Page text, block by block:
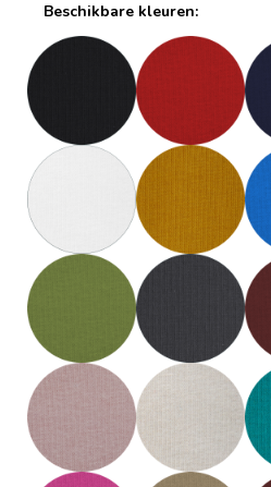
Beschikbare kleuren: